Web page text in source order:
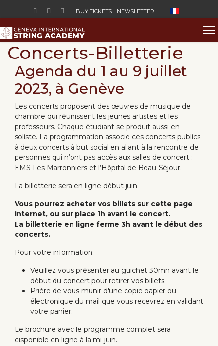
BUY TICKETS NEWSLETTER Select your
Concerts-Billetterie
Agenda du 1 au 9 juillet
2023, à Genève
Les concerts proposent des œuvres de musique de
chambre qui réunissent les jeunes artistes et les
professeurs. Chaque étudiant se produit aussi en
soliste. La programmation associe ces concerts publics
à deux concerts à but social en allant à la rencontre de
personnes qui n’ont pas accès aux salles de concert :
EMS Les Marronniers et l’Hôpital de Beau-Séjour.
La billetterie sera en ligne début juin.
Vous pourrez acheter vos billets sur cette page
internet, ou sur place 1h avant le concert.
La billetterie en ligne ferme 3h avant le début des
concerts.
Pour votre information:
Veuillez vous présenter au guichet 30mn avant le
début du concert pour retirer vos billets.
Prière de vous munir d'une copie papier ou
électronique du mail que vous recevrez en validant
votre panier.
Le brochure avec le programme complet sera
disponible en ligne à la mi-juin.